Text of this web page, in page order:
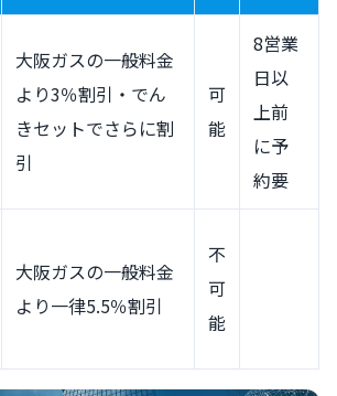
大阪ガスの一般料金
より3％割引・でん
きセットでさらに割
引
可
能
8営業
日以
上前
に予
約要
大阪ガスの一般料金
より一律5.5％割引
不
可
能